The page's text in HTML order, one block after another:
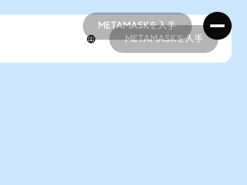
METAMASKを入手
METAMASKを入手
METAMASKを入手